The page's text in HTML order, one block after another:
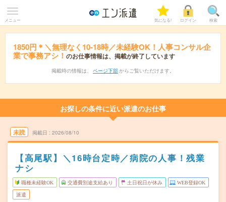
メニュー 気になる! ログイン 検索
1850円＊＼無理なく10-18時／未経験OK！人事コンサル企
業で事務アシ！ のお仕事情報は、掲載が終了しています
掲載時の情報は、 ページ下部 からご覧いただけます。
お探しの条件に近い派遣のお仕事
未読 掲載日 2026/08/10
【高尾駅】＼16時台定時／病院の人事！残業
ナシ
職種未経験OK 交通費別途支給あり 土日祝日が休み WEB登録OK
派遣